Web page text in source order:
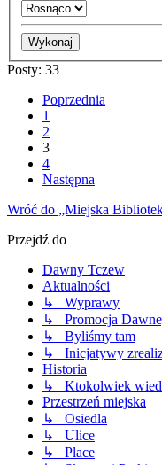
Posty: 33
Poprzednia
1
2
3
4
Następna
Wróć do „Miejska
Przejdź do
Dawny Tczew
Aktualności
↳ Wyprawy
↳ Promocja
↳ Byliśmy tam
↳ Inicjatywy
Historia
↳ Ktokolwiek
Przestrzeń miejska
↳ Osiedla
↳ Ulice
↳ Place